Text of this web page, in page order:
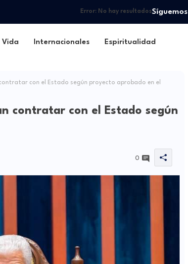
Error:No hay resultadosSíguemos
Vida Internacionales Espiritualidad
con el Estado según proyecto aprobado en el
contratar con el Estado según
0